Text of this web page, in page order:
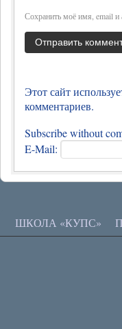
Сохранить моё имя, email и
Этот сайт
комментариев.
Subscribe without
E-Mail:
ШКОЛА «КУПС»